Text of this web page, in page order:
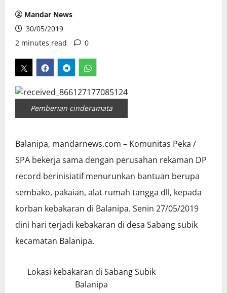
Mandar News
30/05/2019
2 minutes read
0
Pemberian cinderamata
Balanipa, mandarnews.com – Komunitas Peka /
SPA bekerja sama dengan perusahan rekaman DP
record berinisiatif menurunkan bantuan berupa
sembako, pakaian, alat rumah tangga dll, kepada
korban kebakaran di Balanipa. Senin 27/05/2019
dini hari terjadi kebakaran di desa Sabang subik
kecamatan Balanipa.
Lokasi kebakaran di Sabang Subik
Balanipa